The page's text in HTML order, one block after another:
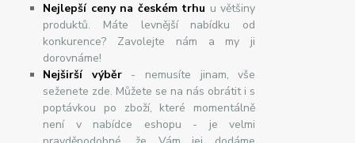
Nejlepší ceny na českém trhu u většiny
produktů. Máte levnější nabídku od
konkurence? Zavolejte nám a my ji
dorovnáme!
Nejširšívýběr- nemusíte jinam, vše
seženete zde. Můžete se na nás obrátit i s
poptávkou po zboží, které momentálně
není v nabídce eshopu - je velmi